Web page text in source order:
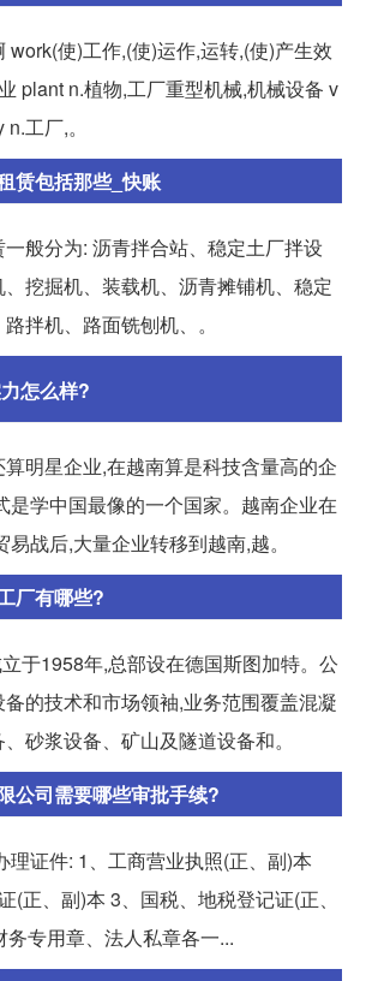
work(使)工作,(使)运作,运转,(使)产生效
plant n.植物,工厂重型机械,机械设备 v
工厂,。
赁包括那些_快账
般分为: 沥青拌合站、稳定土厂拌设
挖掘机、装载机、沥青摊铺机、稳定
拌机、路面铣刨机、。
怎么样?
明星企业,在越南算是科技含量高的企
是学中国最像的一个国家。越南企业在
战后,大量企业转移到越南,越。
厂有哪些?
于1958年,总部设在德国斯图加特。公
的技术和市场领袖,业务范围覆盖混凝
砂浆设备、矿山及隧道设备和。
公司需要哪些审批手续?
理证件: 1、工商营业执照(正、副)本
(正、副)本 3、国税、地税登记证(正、
专用章、法人私章各一...